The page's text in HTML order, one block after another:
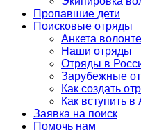
Пропавшие дети
Поисковые отряды
Анкета
Наши отряды
Отряды в
Зарубежные
Как создать
Как вступить
Заявка на поиск
Помочь нам